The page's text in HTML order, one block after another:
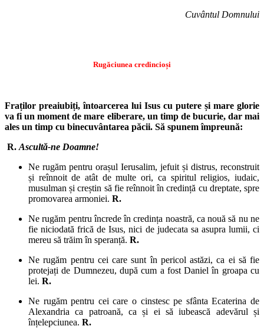
Cuvântul Domnului
Rugăciunea credincioși
Fraților preaiubiți, întoarcerea lui Isus cu putere și mare glorie
va fi un moment de mare eliberare, un timp de bucurie, dar mai
ales un timp cu binecuvântarea păcii. Să spunem împreună:
R. Ascultă-ne Doamne!
Ne rugăm pentru orașul Ierusalim, jefuit și distrus, reconstruit
și reînnoit de atât de multe ori, ca spiritul religios, iudaic,
musulman și creștin să fie reînnoit în credință cu dreptate, spre
promovarea armoniei. R.
Ne rugăm pentru încrede în credința noastră, ca nouă să nu ne
fie niciodată frică de Isus, nici de judecata sa asupra lumii, ci
mereu să trăim în speranță. R.
Ne rugăm pentru cei care sunt în pericol astăzi, ca ei să fie
protejați de Dumnezeu, după cum a fost Daniel în groapa cu
lei. R.
Ne rugăm pentru cei care o cinstesc pe sfânta Ecaterina de
Alexandria ca patroană, ca și ei să iubească adevărul și
înțelepciunea. R.